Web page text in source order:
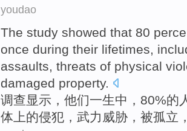
youdao
The study showed that 80
once during their lifetimes,
assaults, threats of physical
damaged property.
调查显示 ， 他们一生中 ，80%的
体上的侵犯 ， 武力 威胁 ， 被孤立